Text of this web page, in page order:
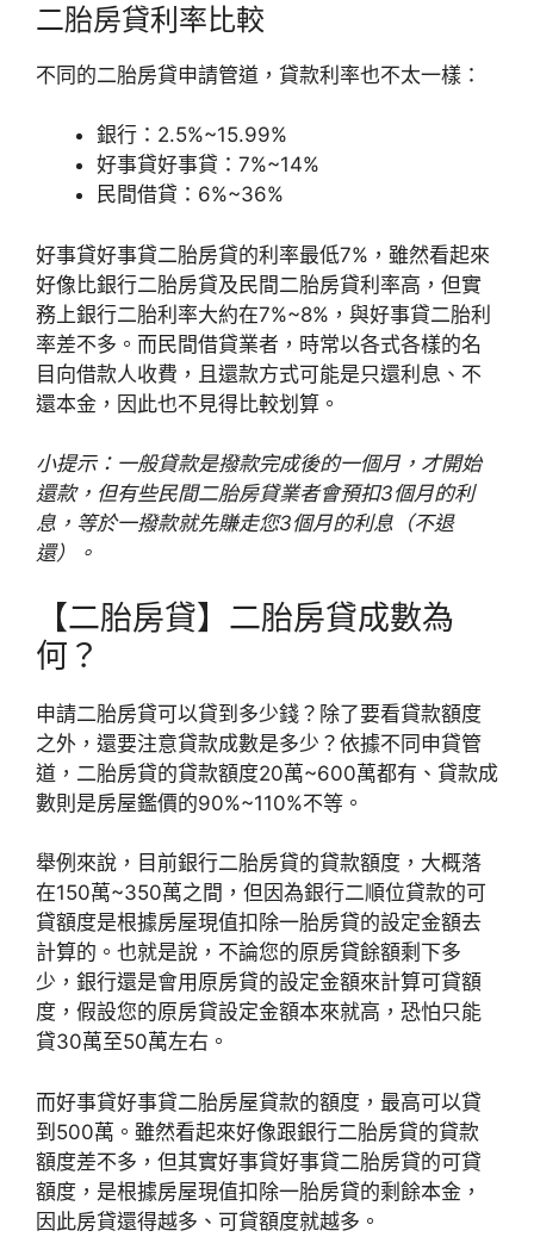
二胎房貸利率比較
不同的二胎房貸申請管道，貸款利率也不太一樣：
銀行：2.5%~15.99%
好事貸好事貸：7%~14%
民間借貸：6%~36%
好事貸好事貸二胎房貸的利率最低7%，雖然看起來
好像比銀行二胎房貸及民間二胎房貸利率高，但實
務上銀行二胎利率大約在7%~8%，與好事貸二胎利
率差不多。而民間借貸業者，時常以各式各樣的名
目向借款人收費，且還款方式可能是只還利息、不
還本金，因此也不見得比較划算。
小提示：一般貸款是撥款完成後的一個月，才開始
還款，但有些民間二胎房貸業者會預扣3個月的利
息，等於一撥款就先賺走您3個月的利息（不退
還）。
【二胎房貸】二胎房貸成數為
何？
申請二胎房貸可以貸到多少錢？除了要看貸款額度
之外，還要注意貸款成數是多少？依據不同申貸管
道，二胎房貸的貸款額度20萬~600萬都有、貸款成
數則是房屋鑑價的90%~110%不等。
舉例來說，目前銀行二胎房貸的貸款額度，大概落
在150萬~350萬之間，但因為銀行二順位貸款的可
貸額度是根據房屋現值扣除一胎房貸的設定金額去
計算的。也就是說，不論您的原房貸餘額剩下多
少，銀行還是會用原房貸的設定金額來計算可貸額
度，假設您的原房貸設定金額本來就高，恐怕只能
貸30萬至50萬左右。
而好事貸好事貸二胎房屋貸款的額度，最高可以貸
到500萬。雖然看起來好像跟銀行二胎房貸的貸款
額度差不多，但其實好事貸好事貸二胎房貸的可貸
額度，是根據房屋現值扣除一胎房貸的剩餘本金，
因此房貸還得越多、可貸額度就越多。